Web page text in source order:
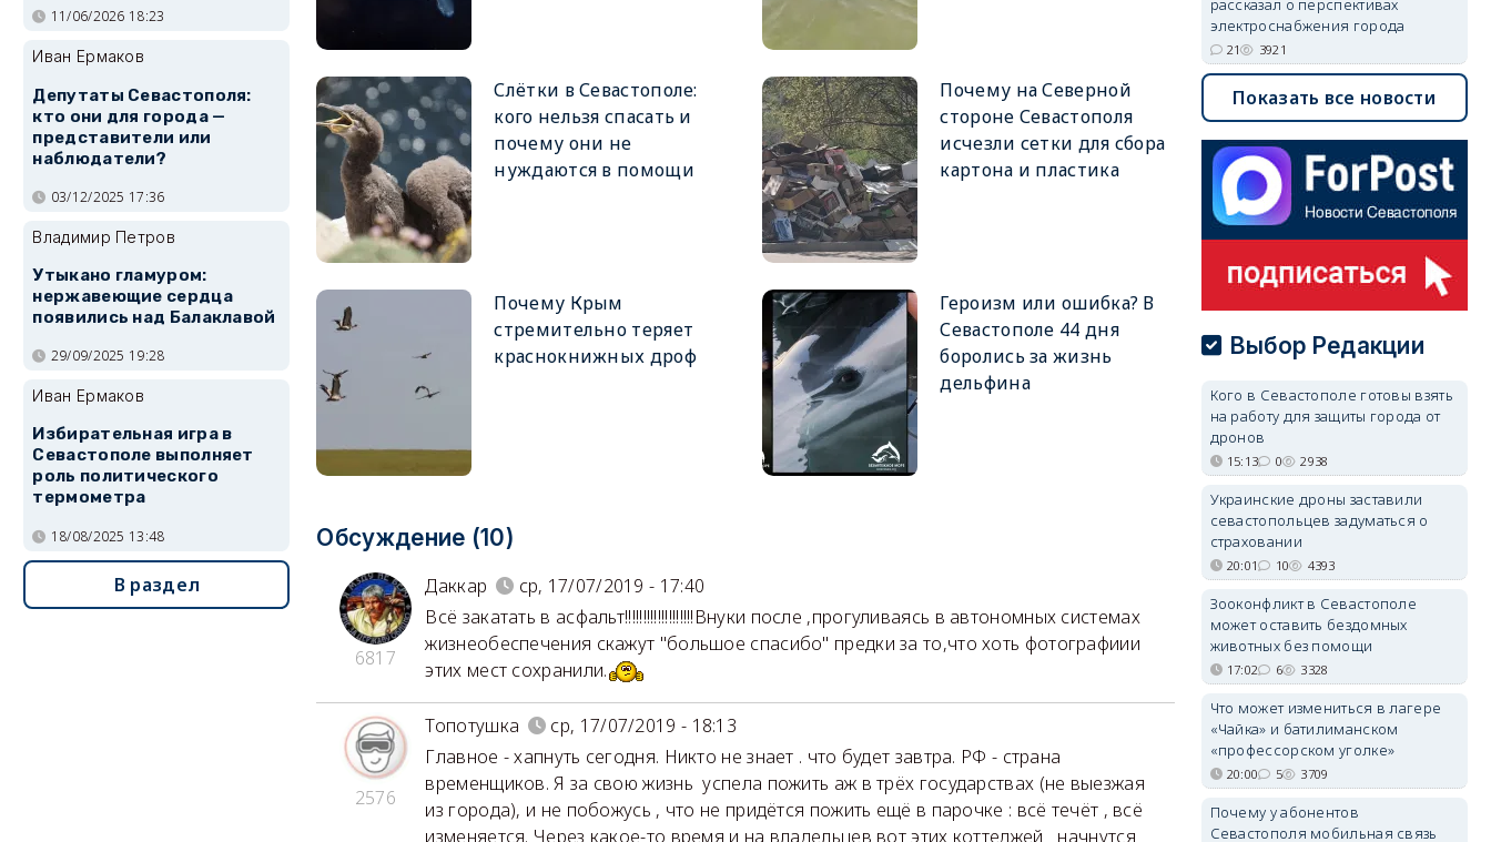
Слётки в Севастополе:
кого нельзя спасать и
почему они не
нуждаются в помощи
Почему на Северной
стороне Севастополя
исчезли сетки для сбора
картона и пластика
Почему Крым
стремительно теряет
краснокнижных дроф
Героизм или ошибка? В
Севастополе 44 дня
боролись за жизнь
дельфина
Обсуждение (10)
6817
Даккар
ср, 17/07/2019 - 17:40
Всё закатать в асфальт!!!!!!!!!!!!!!!!!!!Внуки после ,прогуливаясь в автономных системах
жизнеобеспечения скажут "большое спасибо" предки за то,что хоть фотографиии
этих мест сохранили.
2576
Топотушка
ср, 17/07/2019 - 18:13
Главное - хапнуть сегодня. Никто не знает . что будет завтра. РФ - страна
временщиков. Я за свою жизнь успела пожить аж в трёх государствах (не выезжая
из города), и не побожусь , что не придётся пожить ещё в парочке : всё течёт , всё
изменяется. Через какое-то время и на владельцев вот этих коттеджей начнутся
11/06/2026 18:23
Иван Ермаков
Депутаты Севастополя:
кто они для города —
представители или
наблюдатели?
03/12/2025 17:36
Владимир Петров
Утыкано гламуром:
нержавеющие сердца
появились над Балаклавой
29/09/2025 19:28
Иван Ермаков
Избирательная игра в
Севастополе выполняет
роль политического
термометра
18/08/2025 13:48
В раздел
рассказал о перспективах
электроснабжения города
21 3921
Показать все новости
Выбор Редакции
Кого в Севастополе готовы взять
на работу для защиты города от
дронов
15:13 0 2938
Украинские дроны заставили
севастопольцев задуматься о
страховании
20:01 10 4393
Зооконфликт в Севастополе
может оставить бездомных
животных без помощи
17:02 6 3328
Что может измениться в лагере
«Чайка» и батилиманском
«профессорском уголке»
20:00 5 3709
Почему у абонентов
Севастополя мобильная связь